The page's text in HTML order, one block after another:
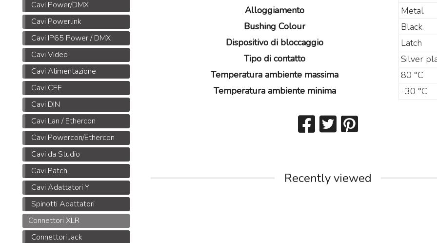
Alloggiamento
Metal
Bushing Colour
Black
Dispositivo di bloccaggio
Latch
Tipo di contatto
Silver
Temperatura ambiente massima
80 °C
Temperatura ambiente minima
-30 °C
Recently viewed
Cavi Power/DMX
Cavi Powerlink
Cavi IP65 Power / DMX
Cavi Video
Cavi Alimentazione
Cavi CEE
Cavi DIN
Cavi Lan / Ethercon
Cavi Powercon/Ethercon
Cavi da Studio
Cavi Patch
Cavi Adattatori Y
Spinotti Adattatori
Connettori XLR
Connettori Jack